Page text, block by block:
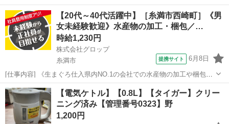
【20代～40代活躍中】［糸満市西崎町］《男
女未経験歓迎》水産物の加工・梱包／…
時給1,230円
株式会社グロップ
糸満市
提携サイト 6月8日
[仕事内容] 《生まぐろ仕入県内NO.1の会社での水産物の加工や梱包》
生まぐろ仕入県内NO.1の会社として、 沖縄県産まぐろを中心に水産物
を県内外に出荷しています。 業界未経験ではじめての人でも大丈夫で
す！ 「新しい業界に...
沖縄 糸満市 工場
【電気ケトル】【0.8L】【タイガー】クリー
ニング済み【管理番号0323】野
1,200円